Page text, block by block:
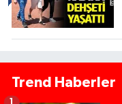
Trend Haberler
1